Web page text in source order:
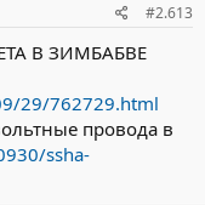
#2.613
В ЗИМБАБВЕ
29/762729.html
провода в
ssha-